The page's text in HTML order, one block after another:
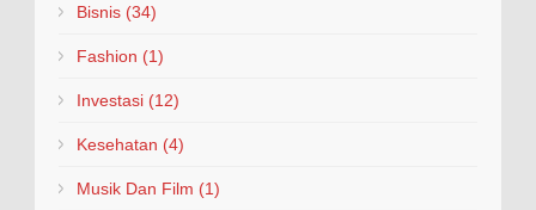
Bisnis (34)
Fashion (1)
Investasi (12)
Kesehatan (4)
Musik Dan Film (1)